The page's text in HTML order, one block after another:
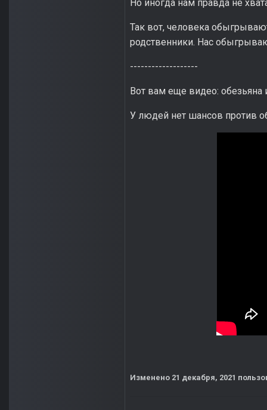
Но иногда нам правда не
Так вот, человека
родственники. Нас
-------------------
Вот вам еще видео: обезьяна
У людей нет шансов против
Изменено 21 декабря, 2021